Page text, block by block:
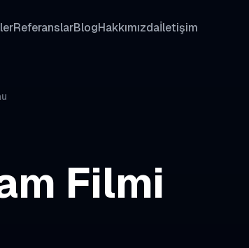
ReferanslarBlogHakkımızdaİletişim
Filmi